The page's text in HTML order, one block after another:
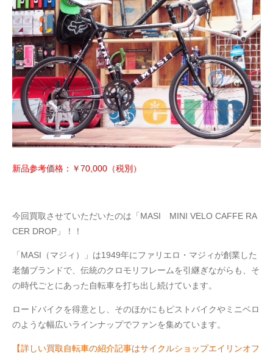
新品参考価格：￥70,000（税別）
今回買取させていただいたのは「MASI MINI VELO CAFFE RA
CER DROP」！！
「MASI（マジィ）」は1949年にファリエロ・マジィが創業した
老舗ブランドで、伝統のクロモリフレームを引継ぎながらも、そ
の時代ごとにあった自転車を打ち出し続けています。
ロードバイクを得意とし、そのほかにもピストバイクやミニベロ
のような幅広いラインナップでファンを集めています。
【詳しい買取自転車の紹介記事はサイクルショップエイリンオフ